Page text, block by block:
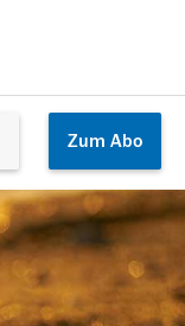
Zum Abo